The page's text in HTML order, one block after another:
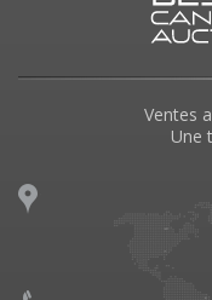
Ventes
Une